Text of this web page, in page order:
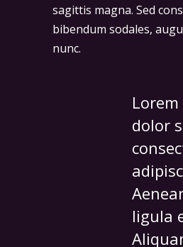
sagittis magna. Sed
bibendum sodales,
nunc.
dolor
ligula